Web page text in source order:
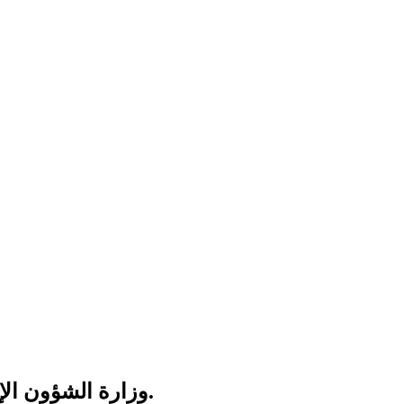
وزارة الشؤون الإسلامية والدعوة والإرشاد: جهود استثنائية في خدمة ضيوف الرحمن خلال موسم الحج 1446 هـ.